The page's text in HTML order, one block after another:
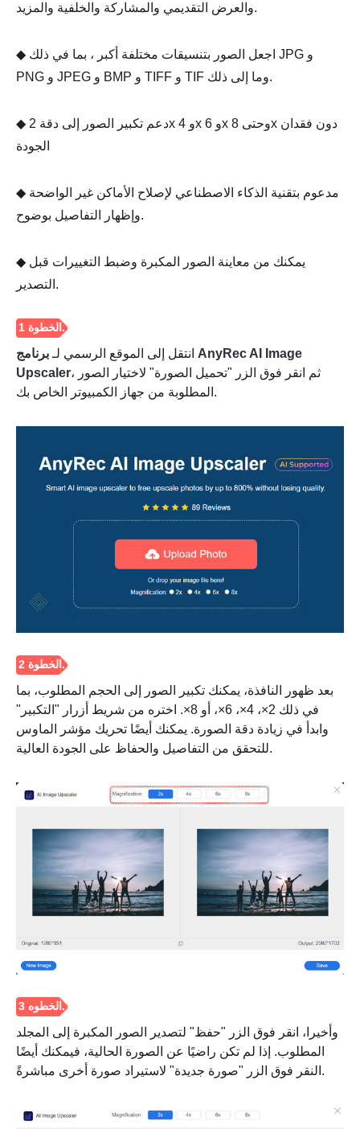
والعرض التقديمي والمشاركة والخلفية والمزيد.
◆ اجعل الصور بتنسيقات مختلفة أكبر ، بما في ذلك JPG و
PNG و JPEG و BMP و TIFF و TIF وما إلى ذلك.
◆ دعم تكبير الصور إلى دقة 2x و 4x و 6x وحتى 8x دون فقدان
الجودة
◆ مدعوم بتقنية الذكاء الاصطناعي لإصلاح الأماكن غير الواضحة
وإظهار التفاصيل بوضوح.
◆ يمكنك من معاينة الصور المكبرة وضبط التغييرات قبل
التصدير.
الخطوة 1.
انتقل إلى الموقع الرسمي لـ برنامج AnyRec AI Image
Upscaler، ثم انقر فوق الزر "تحميل الصورة" لاختيار الصور
المطلوبة من جهاز الكمبيوتر الخاص بك.
الخطوة 2.
بعد ظهور النافذة، يمكنك تكبير الصور إلى الحجم المطلوب، بما
في ذلك 2×، 4×، 6×، أو 8×. اختره من شريط أزرار "التكبير"
وابدأ في زيادة دقة الصورة. يمكنك أيضًا تحريك مؤشر الماوس
للتحقق من التفاصيل والحفاظ على الجودة العالية.
وأخيرا، انقر فوق الزر "حفظ" لتصدير الصور المكبرة إلى المجلد
المطلوب. إذا لم تكن راضيًا عن الصورة الحالية، فيمكنك أيضًا
النقر فوق الزر "صورة جديدة" لاستيراد صورة أخرى مباشرةً.